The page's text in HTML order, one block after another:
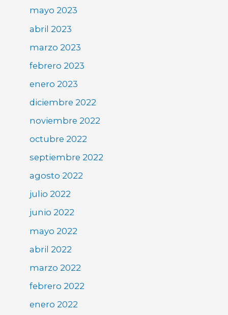
mayo 2023
abril 2023
marzo 2023
febrero 2023
enero 2023
diciembre 2022
noviembre 2022
octubre 2022
septiembre 2022
agosto 2022
julio 2022
junio 2022
mayo 2022
abril 2022
marzo 2022
febrero 2022
enero 2022